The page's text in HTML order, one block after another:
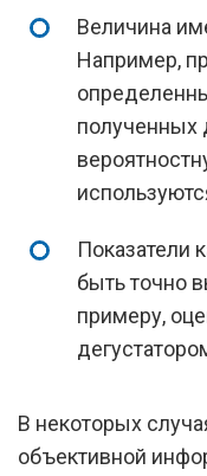
Величина
Например,
полученных
Показатели
быть точно
примеру,
В некоторых
объективной